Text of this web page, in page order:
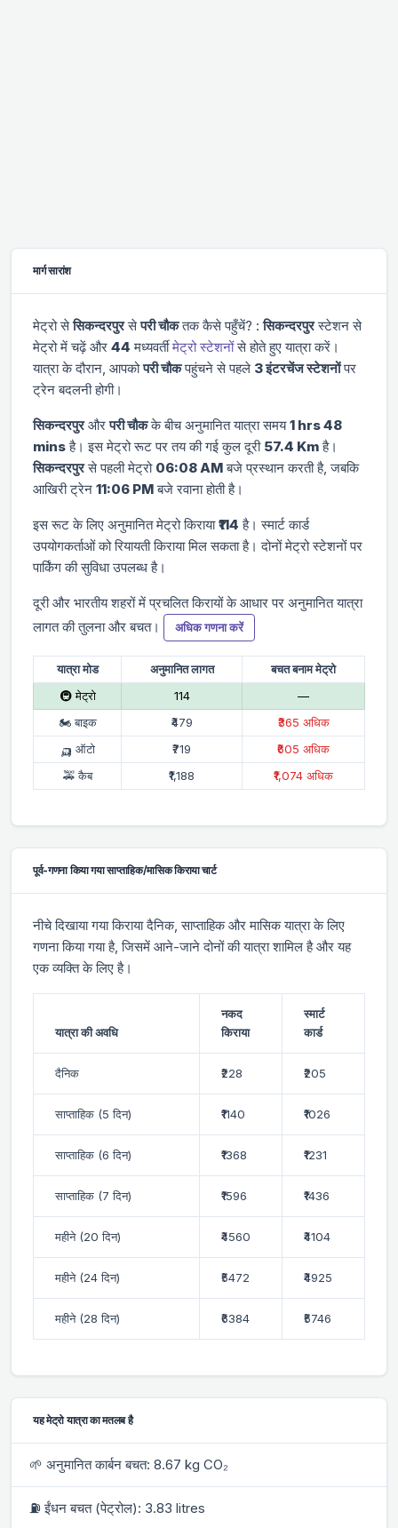
मार्ग सारांश
मेट्रो सेसिकन्दरपुरसेपरी चौकतक कैसे पहुँचें? :सिकन्दरपुरस्टेशन से
मेट्रो में चढ़ें और 44 मध्यवर्तीमेट्रो स्टेशनोंसे होते हुए यात्रा करें।
यात्रा के दौरान, आपकोपरी चौकपहुंचने से पहले 3 इंटरचेंज स्टेशनोंपर
ट्रेन बदलनी होगी।
सिकन्दरपुरऔरपरी चौकके बीच अनुमानित यात्रा समय1 hrs 48
minsहै। इस मेट्रो रूट पर तय की गई कुल दूरी 57.4 Kmहै।
सिकन्दरपुरसे पहली मेट्रो 06:08 AMबजे प्रस्थान करती है, जबकि
आखिरी ट्रेन 11:06 PMबजे रवाना होती है।
इस रूट के लिए अनुमानित मेट्रो किराया₹114 है। स्मार्ट कार्ड
उपयोगकर्ताओं को रियायती किराया मिल सकता है। दोनों मेट्रो स्टेशनों पर
पार्किंग की सुविधा उपलब्ध है।
दूरी और भारतीय शहरों में प्रचलित किरायों के आधार पर अनुमानित यात्रा
लागत की तुलना और बचत।
अधिक गणना करें
यात्रा मोड अनुमानित लागत
बचत बनाम मेट्रो
🚇 मेट्रो
₹114
—
🏍 बाइक
₹479
₹365 अधिक
🛺 ऑटो
₹719
₹605 अधिक
🚕 कैब
₹1,188 ₹1,074 अधिक
पूर्व-गणना किया गया साप्ताहिक/मासिक किराया चार्ट
नीचे दिखाया गया किराया दैनिक, साप्ताहिक और मासिक यात्रा के लिए
गणना किया गया है, जिसमें आने-जाने दोनों की यात्रा शामिल है और यह
एक व्यक्ति के लिए है।
यात्रा की अवधि
नकद
किराया
स्मार्ट
कार्ड
दैनिक ₹228 ₹205
साप्ताहिक (5 दिन) ₹1140 ₹1026
साप्ताहिक (6 दिन) ₹1368 ₹1231
साप्ताहिक (7 दिन) ₹1596 ₹1436
महीने (20 दिन) ₹4560 ₹4104
महीने (24 दिन) ₹5472 ₹4925
महीने (28 दिन) ₹6384 ₹5746
यह मेट्रो यात्रा का मतलब है
🌱 अनुमानित कार्बन बचत: 8.67 kg CO₂
⛽ ईंधन बचत (पेट्रोल): 3.83 litres